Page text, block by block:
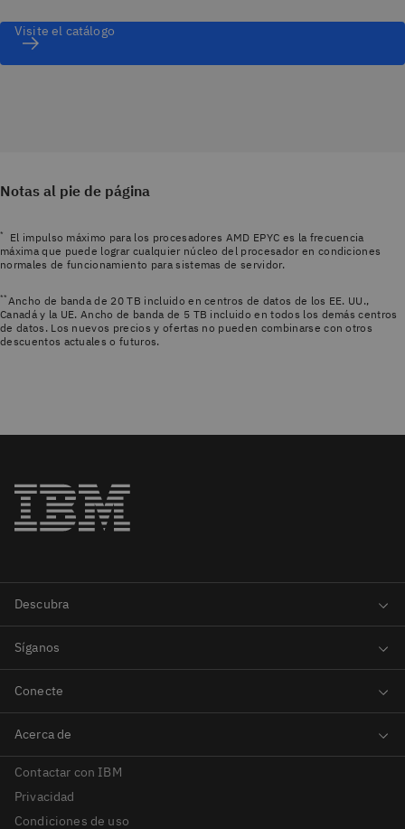
Visite el catálogo
Notas al pie de página
*
El impulso máximo para los procesadores AMD EPYC es la frecuencia
máxima que puede lograr cualquier núcleo del procesador en condiciones
normales de funcionamiento para sistemas de servidor.
** Ancho de banda de 20 TB incluido en centros de datos de los EE. UU.,
Canadá y la UE. Ancho de banda de 5 TB incluido en todos los demás centros
de datos. Los nuevos precios y ofertas no pueden combinarse con otros
descuentos actuales o futuros.
Contactar con IBM
Privacidad
Condiciones de uso